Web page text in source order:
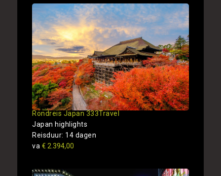
Rondreis Japan 333Travel
Japan highlights
Reisduur: 14 dagen
va € 2.394,00